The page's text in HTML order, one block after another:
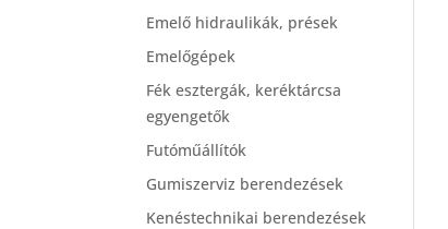
Emelő hidraulikák, prések
Emelőgépek
Fék esztergák, keréktárcsa
egyengetők
Futóműállítók
Gumiszerviz berendezések
Kenéstechnikai berendezések